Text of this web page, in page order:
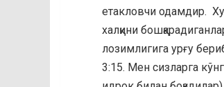
етакловчи одамдир.
халқини
лозимлигига урғу
3:15. Мен сизларга